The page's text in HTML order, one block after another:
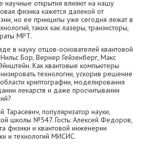
научные открытия влияют на нашу
физика кажется далекой от
но ее принципы уже сегодня лежат в
таких как лазеры, транзисторы,
МРТ.
в науку отцов-основателей квантовой
Нильс Бор, Вернер Гейзенберг, Макс
Как квантовые компьютеры
технологии, ускорив решение
криптографии, моделирования
лекарств и даже просчитывании
Тарасевич, популяризатор науки,
школы №547. Гость: Алексей Федоров,
физики и квантовой инженерии
и технологий МИСИС.